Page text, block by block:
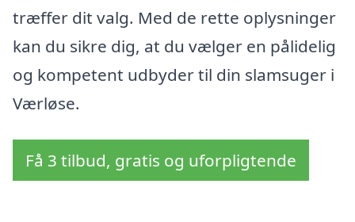
træffer dit valg. Med de rette oplysninger
kan du sikre dig, at du vælger en pålidelig
og kompetent udbyder til din slamsuger i
Værløse.
Få 3 tilbud, gratis og uforpligtende